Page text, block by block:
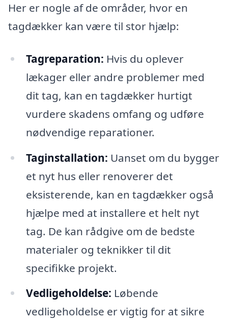
Her er nogle af de områder, hvor en
tagdækker kan være til stor hjælp:
Tagreparation: Hvis du oplever
lækager eller andre problemer med
dit tag, kan en tagdækker hurtigt
vurdere skadens omfang og udføre
nødvendige reparationer.
Taginstallation: Uanset om du bygger
et nyt hus eller renoverer det
eksisterende, kan en tagdækker også
hjælpe med at installere et helt nyt
tag. De kan rådgive om de bedste
materialer og teknikker til dit
specifikke projekt.
Vedligeholdelse: Løbende
vedligeholdelse er vigtig for at sikre